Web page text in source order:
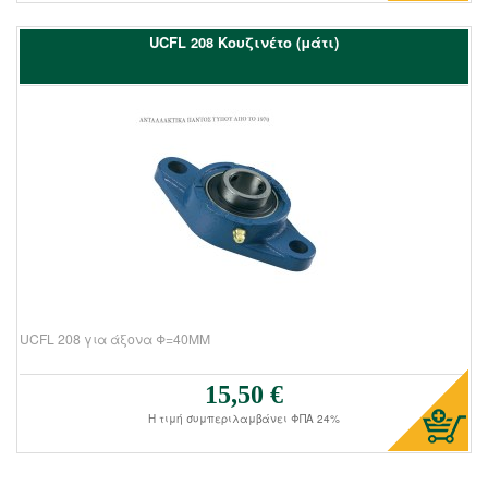
UCFL 208 Kουζινέτο (μάτι)
UCFL 208 για άξονα Φ=40ΜΜ
15,50 €
Η τιμή συμπεριλαμβάνει ΦΠΑ 24%